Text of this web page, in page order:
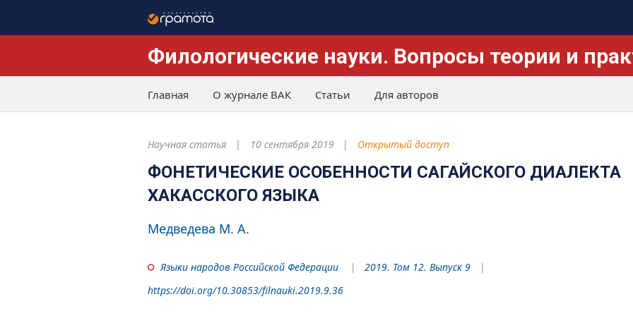
Филологические науки. Вопросы теории и
Главная О журнале ВАК Статьи Для авторов
Научная статья 10 сентября 2019 Открытый доступ
ФОНЕТИЧЕСКИЕ ОСОБЕННОСТИ САГАЙСКОГО ДИАЛЕКТА
ХАКАССКОГО ЯЗЫКА
Медведева М. А.
Языки народов Российской Федерации
2019. Том 12. Выпуск 9
https://doi.org/10.30853/filnauki.2019.9.36